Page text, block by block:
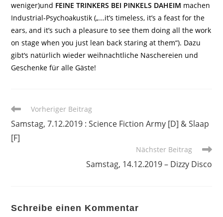
weniger)und FEINE TRINKERS BEI PINKELS DAHEIM machen
Industrial-Psychoakustik („…it’s timeless, it’s a feast for the
ears, and it’s such a pleasure to see them doing all the work
on stage when you just lean back staring at them“). Dazu
gibt‘s natürlich wieder weihnachtliche Naschereien und
Geschenke für alle Gäste!
Weitere
ansehen
Vorheriger Beitrag
Samstag, 7.12.2019 : Science Fiction Army [D] & Slaap
[F]
Nächster Beitrag
Samstag, 14.12.2019 – Dizzy Disco
Schreibe einen Kommentar